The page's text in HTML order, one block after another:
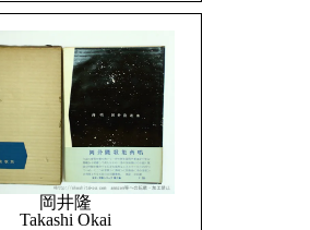
岡井隆
Takashi Okai